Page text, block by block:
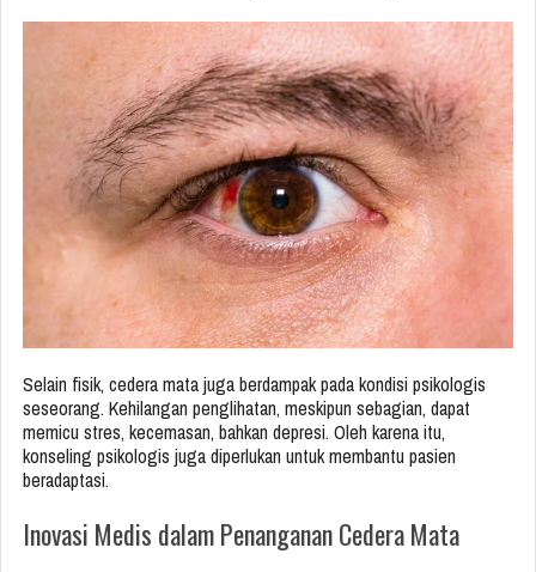
Selain fisik, cedera mata juga berdampak pada kondisi psikologis
seseorang. Kehilangan penglihatan, meskipun sebagian, dapat
memicu stres, kecemasan, bahkan depresi. Oleh karena itu,
konseling psikologis juga diperlukan untuk membantu pasien
beradaptasi.
Inovasi Medis dalam Penanganan Cedera Mata